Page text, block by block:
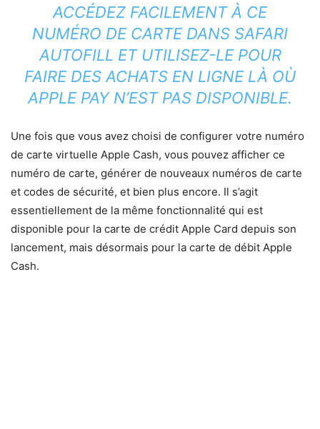
ACCÉDEZ FACILEMENT À CE
NUMÉRO DE CARTE DANS SAFARI
AUTOFILL ET UTILISEZ-LE POUR
FAIRE DES ACHATS EN LIGNE LÀ OÙ
APPLE PAY N’EST PAS DISPONIBLE.
Une fois que vous avez choisi de configurer votre numéro
de carte virtuelle Apple Cash, vous pouvez afficher ce
numéro de carte, générer de nouveaux numéros de carte
et codes de sécurité, et bien plus encore. Il s’agit
essentiellement de la même fonctionnalité qui est
disponible pour la carte de crédit Apple Card depuis son
lancement, mais désormais pour la carte de débit Apple
Cash.